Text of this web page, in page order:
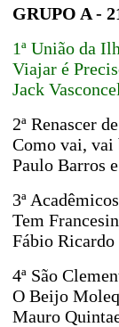
GRUPO A -
1ª União da
Viajar é
Jack
2ª Renascer
Como vai, vai
Paulo Barros
3ª
Tem
Fábio Ricardo
4ª São
O Beijo
Mauro